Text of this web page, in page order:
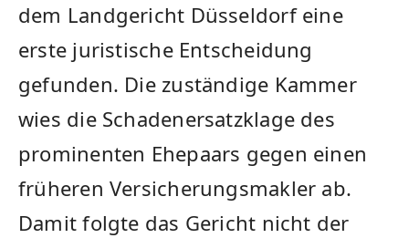
dem Landgericht Düsseldorf eine
erste juristische Entscheidung
gefunden. Die zuständige Kammer
wies die Schadenersatzklage des
prominenten Ehepaars gegen einen
früheren Versicherungsmakler ab.
Damit folgte das Gericht nicht der